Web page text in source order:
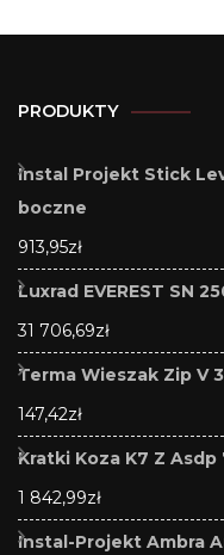
PRODUKTY
Instal Projekt Stick
boczne
913,95zł
Luxrad EVEREST SN
31 706,69zł
Terma Wieszak Zip V
147,42zł
Kratki Koza K7 Z Asdp
1 842,99zł
Instal-Projekt Ambra